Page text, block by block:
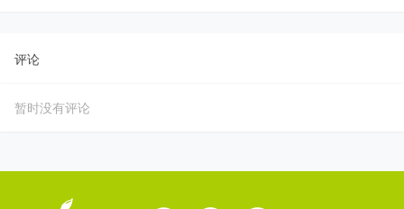
评论
暂时没有评论